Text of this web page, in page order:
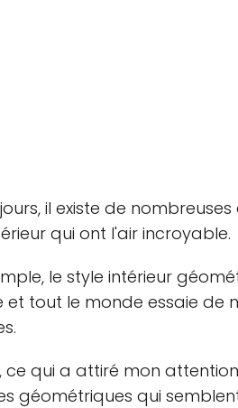
il existe de
qui ont l'air incroyable.
le style intérieur
et tout le monde essaie de
ce qui a attiré mon
géométriques qui